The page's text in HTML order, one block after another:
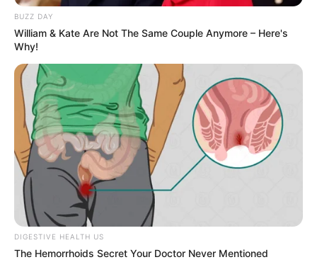
BUZZ DAY
William & Kate Are Not The Same Couple Anymore – Here's
Why!
DIGESTIVE HEALTH US
The Hemorrhoids Secret Your Doctor Never Mentioned